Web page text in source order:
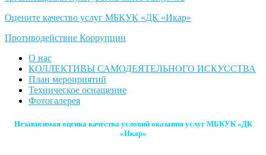
Оцените качество услуг МБКУК «ДК «Икар»
Противодействие Коррупции
О нас
КОЛЛЕКТИВЫ САМОДЕЯТЕЛЬНОГО ИСКУССТВА
План мероприятий
Техническое оснащение
Фотогалерея
Независимая оценка качества условий оказания услуг МБКУК «ДК
«Икар»